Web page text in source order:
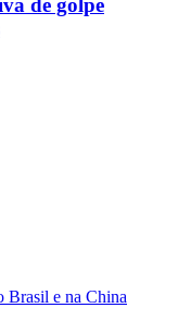
de golpe
Brasil e na China